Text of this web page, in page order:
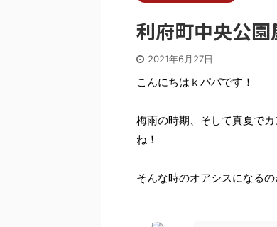
利府町中央公園
2021年6月27日
こんにちはｋパパです！
梅雨の時期、そして真夏で
ね！
そんな時のオアシスになるの